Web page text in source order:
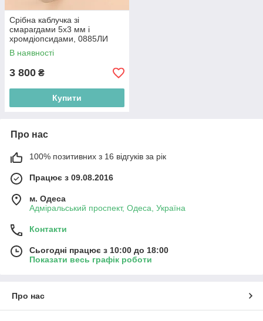
Срібна каблучка зі
смарагдами 5х3 мм і
хромдіопсидами, 0885ЛИ
В наявності
3 800 ₴
Купити
Про нас
100% позитивних з 16 відгуків за рік
Працює з 09.08.2016
м. Одеса
Адміральський проспект, Одеса, Україна
Контакти
Сьогодні працює з 10:00 до 18:00
Показати весь графік роботи
Про нас